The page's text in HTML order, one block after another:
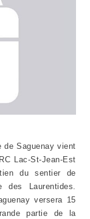
de Saguenay vient
Lac-St-Jean-Est
du sentier de
des Laurentides.
versera 15
partie de la